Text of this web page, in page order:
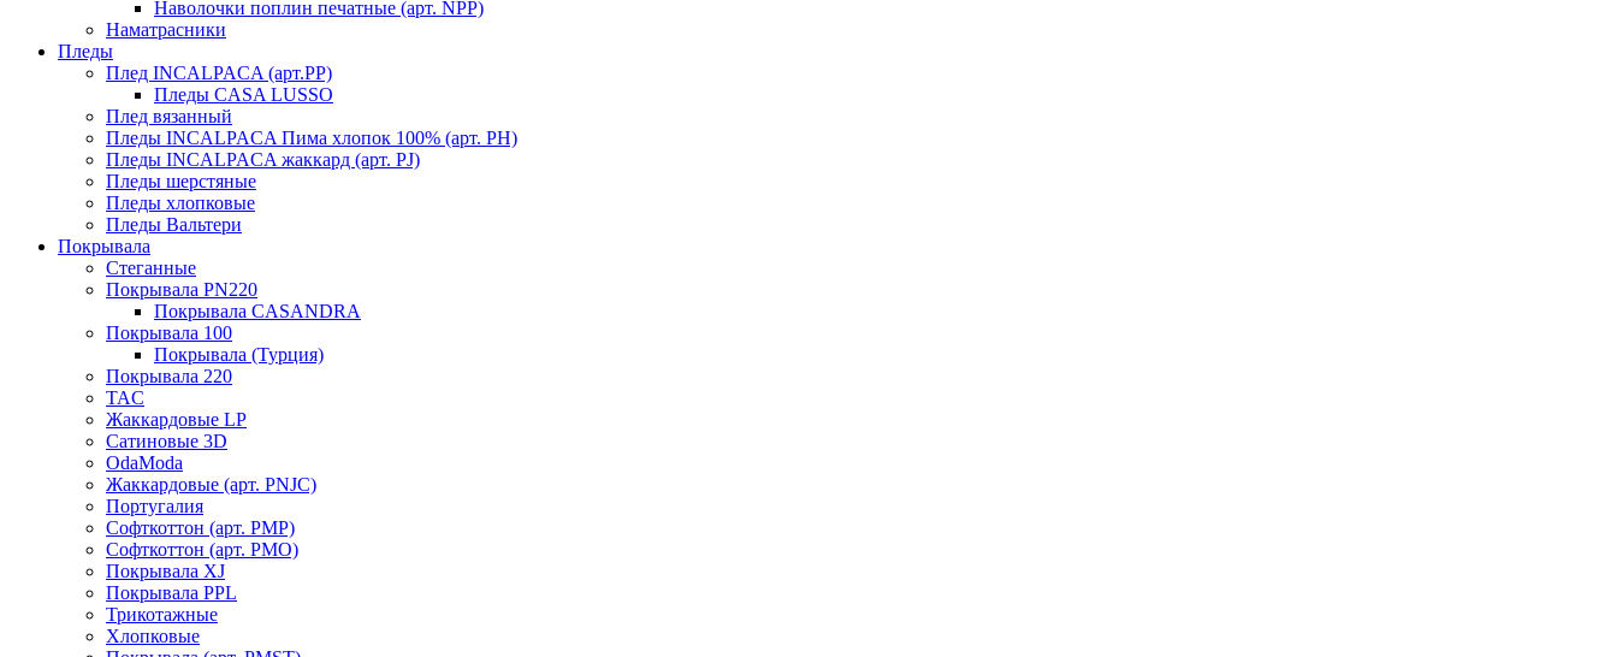
Наволочки поплин печатные (арт. NPP)
Наматрасники
Пледы
Плед INCALPACA (арт.PP)
Пледы CASA LUSSO
Плед вязанный
Пледы INCALPACA Пима хлопок 100% (арт. PH)
Пледы INCALPACA жаккард (арт. PJ)
Пледы шерстяные
Пледы хлопковые
Пледы Вальтери
Покрывала
Стеганные
Покрывала PN220
Покрывала CASANDRA
Покрывала 100
Покрывала (Турция)
Покрывала 220
TAC
Жаккардовые LP
Сатиновые 3D
OdaModa
Жаккардовые (арт. PNJC)
Португалия
Софткоттон (арт. PMP)
Софткоттон (арт. PMO)
Покрывала XJ
Покрывала PPL
Трикотажные
Хлопковые